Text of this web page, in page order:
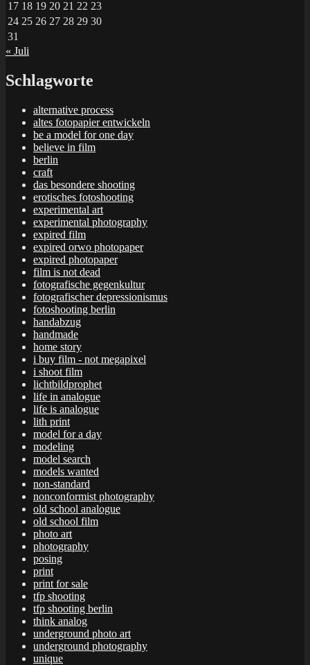
17 18 19 20 21 22 23
24 25 26 27 28 29 30
31
« Juli
Schlagworte
alternative process
altes fotopapier entwickeln
be a model for one day
believe in film
berlin
craft
das besondere shooting
erotisches fotoshooting
experimental art
experimental photography
expired film
expired orwo photopaper
expired photopaper
film is not dead
fotografische gegenkultur
fotografischer depressionismus
fotoshooting berlin
handabzug
handmade
home story
i buy film - not megapixel
i shoot film
lichtbildprophet
life in analogue
life is analogue
lith print
model for a day
modeling
model search
models wanted
non-standard
nonconformist photography
old school analogue
old school film
photo art
photography
posing
print
print for sale
tfp shooting
tfp shooting berlin
think analog
underground photo art
underground photography
unique